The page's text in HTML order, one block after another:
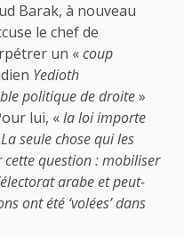
Barak, à nouveau
le chef de
un «coup
Yedioth
politique de droite»
lui, «la loi importe
seule chose qui les
question : mobiliser
arabe et peut-
ont été ‘volées’ dans